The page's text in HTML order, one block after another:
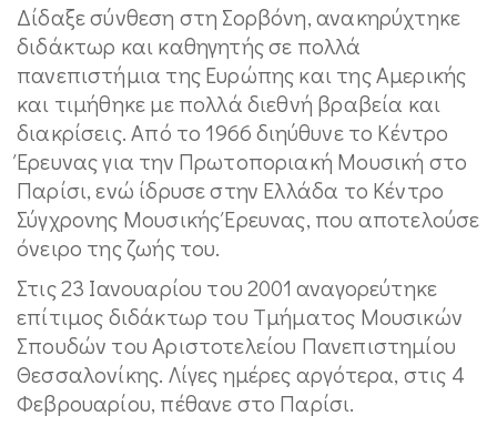
Δίδαξε σύνθεση στη Σορβόνη, ανακηρύχτηκε
διδάκτωρ και καθηγητής σε πολλά
πανεπιστήμια της Ευρώπης και της Αμερικής
και τιμήθηκε με πολλά διεθνή βραβεία και
διακρίσεις. Από το 1966 διηύθυνε το Κέντρο
Έρευνας για την Πρωτοποριακή Μουσική στο
Παρίσι, ενώ ίδρυσε στην Ελλάδα το Κέντρο
Σύγχρονης Μουσικής Έρευνας, που αποτελούσε
όνειρο της ζωής του.
Στις 23 Ιανουαρίου του 2001 αναγορεύτηκε
επίτιμος διδάκτωρ του Τμήματος Μουσικών
Σπουδών του Αριστοτελείου Πανεπιστημίου
Θεσσαλονίκης. Λίγες ημέρες αργότερα, στις 4
Φεβρουαρίου, πέθανε στο Παρίσι.